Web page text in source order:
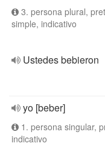
3. persona plural,
simple, indicativo
Ustedes bebieron
yo [beber]
1. persona singular,
indicativo